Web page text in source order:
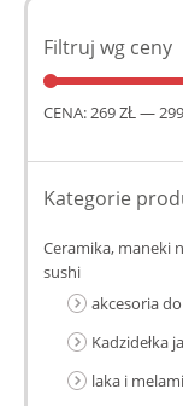
Filtruj wg ceny
CENA:269 ZŁ—
Kategorie
Ceramika, maneki
sushi
akcesoria
Kadzidełka
laka i